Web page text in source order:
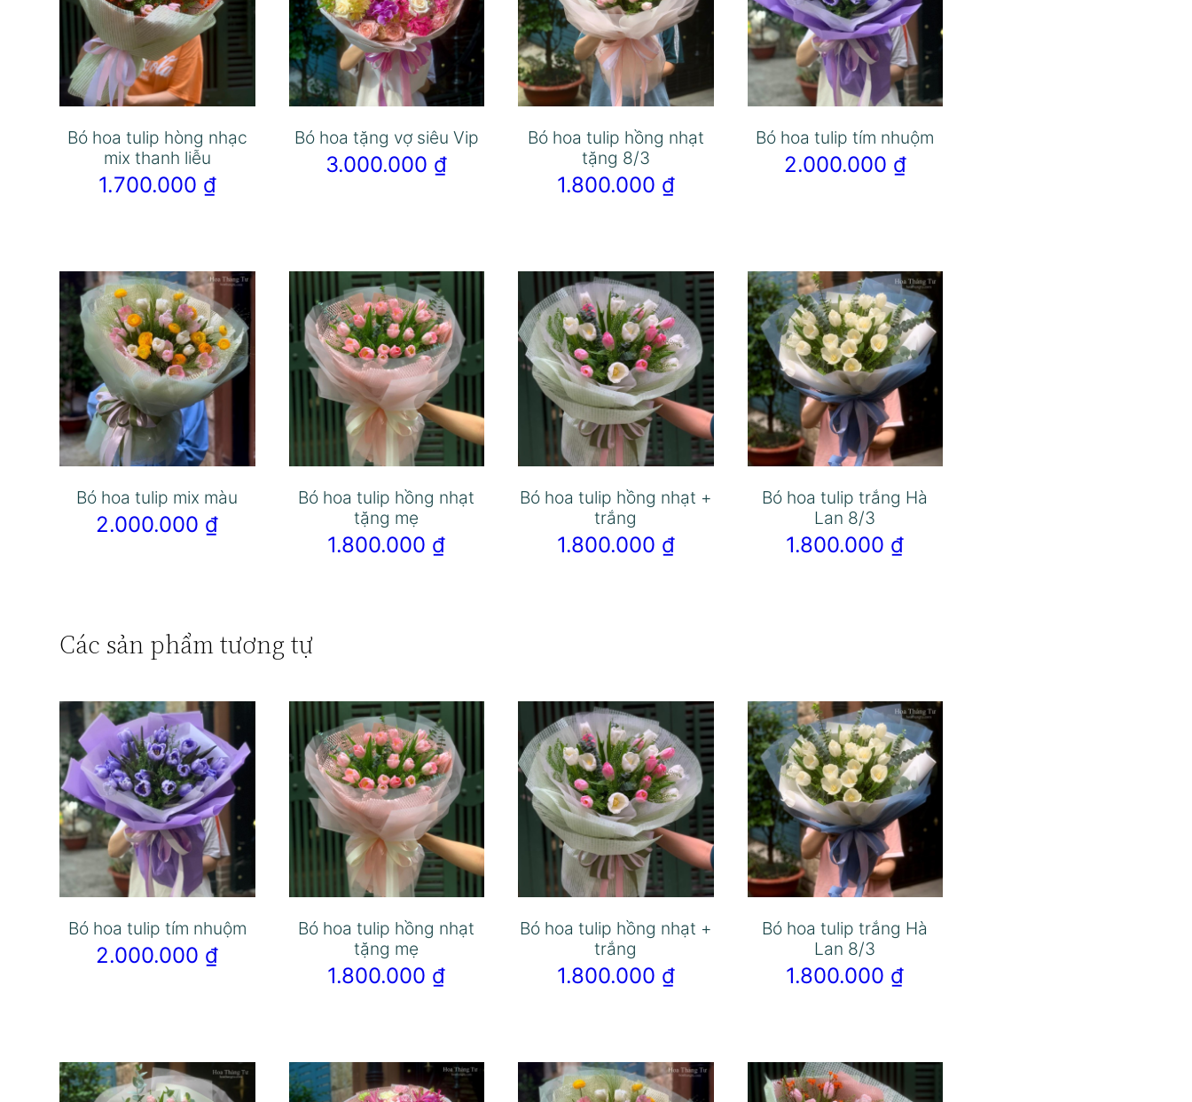
Bó hoa tulip hòng nhạc
mix thanh liễu
1.700.000 ₫
Bó hoa tặng vợ siêu Vip
3.000.000 ₫
Bó hoa tulip hồng nhạt
tặng 8/3
1.800.000 ₫
Bó hoa tulip tím nhuộm
2.000.000 ₫
Bó hoa tulip mix màu
2.000.000 ₫
Bó hoa tulip hồng nhạt
tặng mẹ
1.800.000 ₫
Bó hoa tulip hồng nhạt +
trắng
1.800.000 ₫
Bó hoa tulip trắng Hà
Lan 8/3
1.800.000 ₫
Các sản phẩm tương tự
Bó hoa tulip tím nhuộm
2.000.000 ₫
Bó hoa tulip hồng nhạt
tặng mẹ
1.800.000 ₫
Bó hoa tulip hồng nhạt +
trắng
1.800.000 ₫
Bó hoa tulip trắng Hà
Lan 8/3
1.800.000 ₫